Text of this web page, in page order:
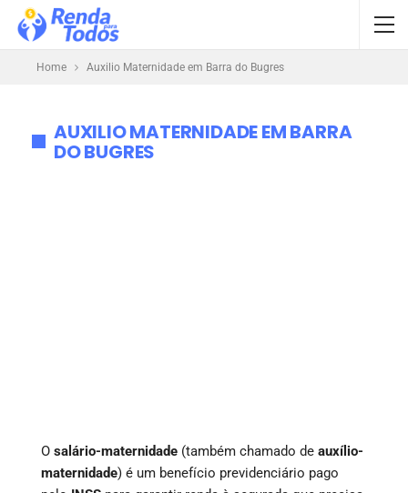
Home Auxilio Maternidade em Barra do Bugres
AUXILIO MATERNIDADE EM BARRA
DO BUGRES
O salário-maternidade (também chamado de auxílio-
maternidade) é um benefício previdenciário pago